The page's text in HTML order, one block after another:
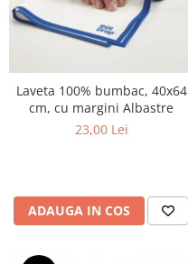
Laveta 100% bumbac, 40x64
cm, cu margini Albastre
23,00 Lei
ADAUGA IN COS